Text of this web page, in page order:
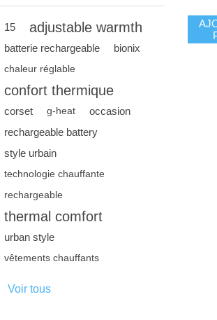
15 adjustable warmth
batterie rechargeable bionix
chaleur réglable
confort thermique
corset g-heat
occasion
rechargeable battery
style urbain
technologie chauffante
rechargeable
thermal comfort
urban style
vêtements chauffants
Voir tous